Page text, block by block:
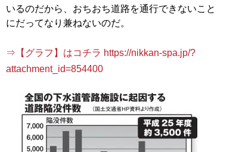
いるのだから、おちおち道路を通行できないこと
にだってなり兼ねないのだ。
⇒【グラフ】はコチラ https://nikkan-spa.jp/?
attachment_id=854400